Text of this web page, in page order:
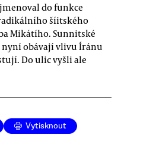
do funkce
šíitského
Mikátího. Sunnitské
obávají vlivu Íránu
Do ulic vyšli ale
Vytisknout